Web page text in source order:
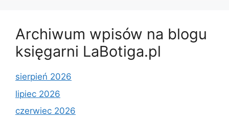
Archiwum wpisów na blogu
księgarni LaBotiga.pl
sierpień 2026
lipiec 2026
czerwiec 2026